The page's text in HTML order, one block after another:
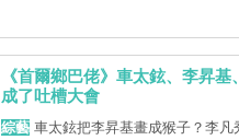
《首爾鄉巴佬》車太鉉、李昇
成了吐槽大會
綜藝車太鉉把李昇基畫成猴子？李凡